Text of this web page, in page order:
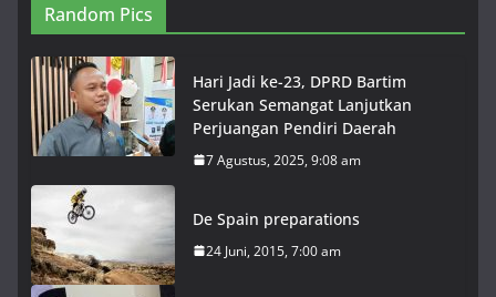
Random Pics
Hari Jadi ke-23, DPRD Bartim
Serukan Semangat Lanjutkan
Perjuangan Pendiri Daerah
7 Agustus, 2025, 9:08 am
De Spain preparations
24 Juni, 2015, 7:00 am